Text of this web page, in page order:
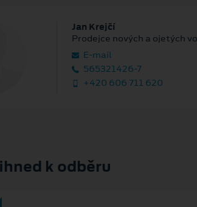
Jan Krejčí
Prodejce nových a ojetých
E‑mail
565321426-7
+420 606 711 620
k odběru